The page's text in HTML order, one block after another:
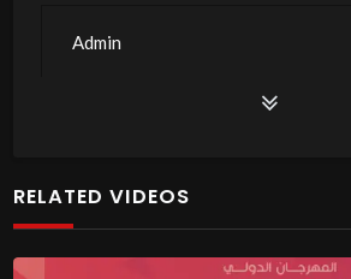
Admin
RELATED VIDEOS